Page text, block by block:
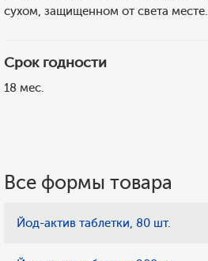
сухом, защищенном от света месте.
Срок годности
18 мес.
Все формы товара
Йод-актив таблетки, 80 шт.